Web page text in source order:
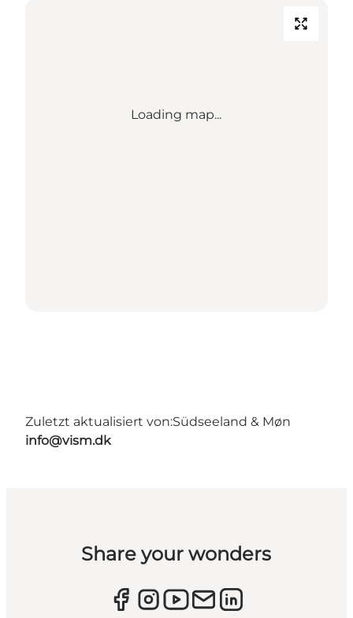
Loading map...
Zuletzt aktualisiert von:Südseeland & Møn
info@vism.dk
Share your wonders